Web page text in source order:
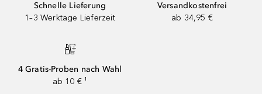
Schnelle Lieferung
1–3 Werktage Lieferzeit
Versandkostenfrei
ab 34,95 €
4 Gratis-Proben nach Wahl
ab 10 € ¹